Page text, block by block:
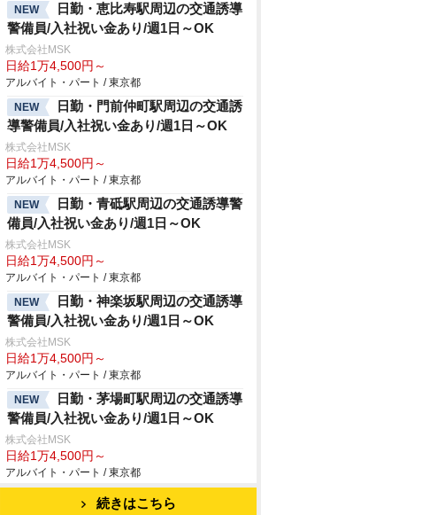
NEW
日勤・恵比寿駅周辺の交通誘導
警備員/入社祝い金あり/週1日～OK
株式会社MSK
日給1万4,500円～
アルバイト・パート / 東京都
NEW
日勤・門前仲町駅周辺の交通誘
導警備員/入社祝い金あり/週1日～OK
株式会社MSK
日給1万4,500円～
アルバイト・パート / 東京都
NEW
日勤・青砥駅周辺の交通誘導警
備員/入社祝い金あり/週1日～OK
株式会社MSK
日給1万4,500円～
アルバイト・パート / 東京都
NEW
日勤・神楽坂駅周辺の交通誘導
警備員/入社祝い金あり/週1日～OK
株式会社MSK
日給1万4,500円～
アルバイト・パート / 東京都
NEW
日勤・茅場町駅周辺の交通誘導
警備員/入社祝い金あり/週1日～OK
株式会社MSK
日給1万4,500円～
アルバイト・パート / 東京都
続きはこちら